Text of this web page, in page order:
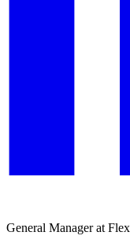
General Manager at